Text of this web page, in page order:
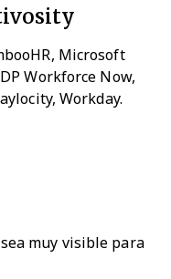
Microsoft
Workforce Now,
Workday.
muy visible para